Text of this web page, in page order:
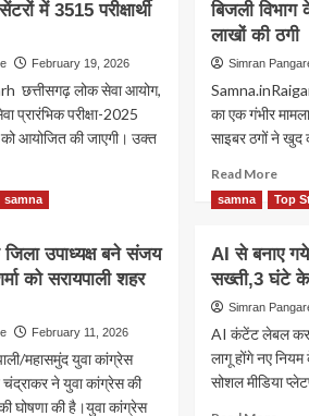
में 3515 परीक्षार्थी
February 19, 2026
छत्तीसगढ़ लोक सेवा आयोग,
प्रारंभिक परीक्षा-2025
आयोजित की जाएगी। उक्त
बिजली विभाग
लाखों की ठगी
Simran
का एक गंभीर
साइबर ठगों ने खुद
Read MoreRead
more
नकली
बिजली
विभाग
के
samna
उपाध्यक्ष बने संजय
को सरायपाली शहर
February 11, 2026
महासमुंद युवा कांग्रेस
ने युवा कांग्रेस की
की घोषणा की है।युवा कांग्रेस
samna Top
AI से बनाए
सख्ती,3 घंटे के
Simran
AI कंटेंट लेबल
लागू होंगे नए
सोशल मीडिया